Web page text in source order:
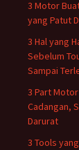
3 Motor
yang Patut
3 Hal yang
Sebelum
Sampai
3 Part
Cadangan,
Darurat
3 Tools